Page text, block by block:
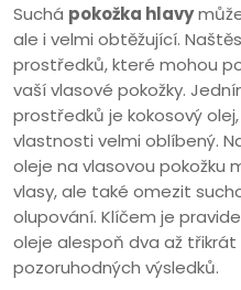
Suchá pokožka hlavy
ale i velmi obtěžující.
prostředků, které mohou
vaší vlasové pokožky.
prostředků je kokosový
vlastnosti velmi oblíbený.
oleje na vlasovou pokožku
vlasy, ale také omezit
olupování. Klíčem je
oleje alespoň dva až
pozoruhodných výsledků.